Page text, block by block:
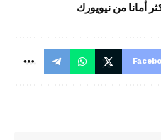
أمانا من نيويورك